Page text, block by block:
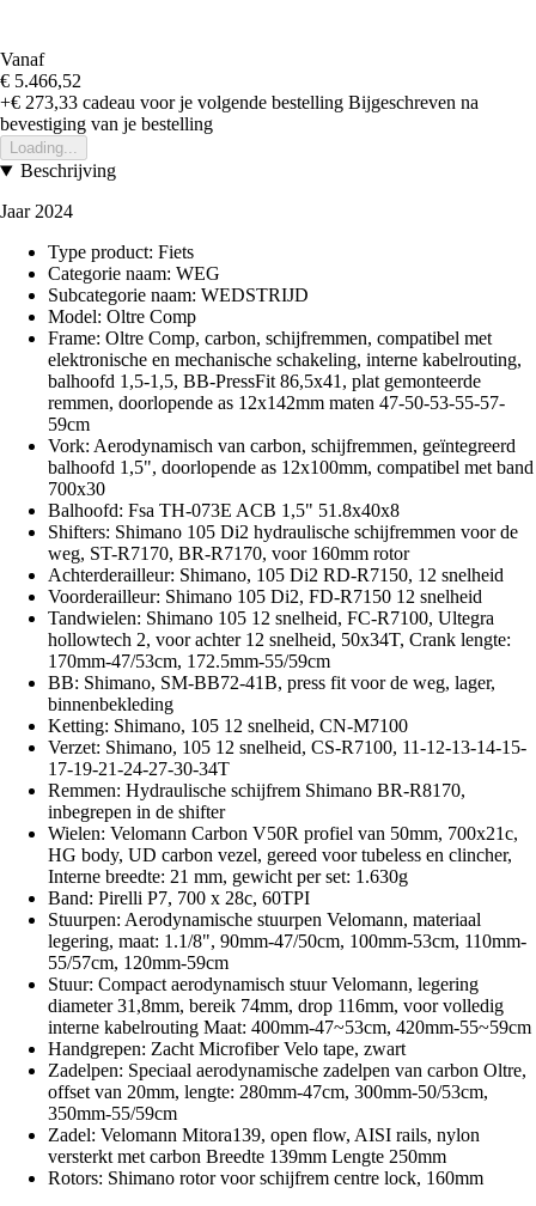
Vanaf
€ 5.466,52
+€ 273,33 cadeau voor je volgende bestelling Bijgeschreven na
bevestiging van je bestelling
Loading...
Beschrijving
Jaar 2024
Type product: Fiets
Categorie naam: WEG
Subcategorie naam: WEDSTRIJD
Model: Oltre Comp
Frame: Oltre Comp, carbon, schijfremmen, compatibel met
elektronische en mechanische schakeling, interne kabelrouting,
balhoofd 1,5-1,5, BB-PressFit 86,5x41, plat gemonteerde
remmen, doorlopende as 12x142mm maten 47-50-53-55-57-
59cm
Vork: Aerodynamisch van carbon, schijfremmen, geïntegreerd
balhoofd 1,5", doorlopende as 12x100mm, compatibel met band
700x30
Balhoofd: Fsa TH-073E ACB 1,5" 51.8x40x8
Shifters: Shimano 105 Di2 hydraulische schijfremmen voor de
weg, ST-R7170, BR-R7170, voor 160mm rotor
Achterderailleur: Shimano, 105 Di2 RD-R7150, 12 snelheid
Voorderailleur: Shimano 105 Di2, FD-R7150 12 snelheid
Tandwielen: Shimano 105 12 snelheid, FC-R7100, Ultegra
hollowtech 2, voor achter 12 snelheid, 50x34T, Crank lengte:
170mm-47/53cm, 172.5mm-55/59cm
BB: Shimano, SM-BB72-41B, press fit voor de weg, lager,
binnenbekleding
Ketting: Shimano, 105 12 snelheid, CN-M7100
Verzet: Shimano, 105 12 snelheid, CS-R7100, 11-12-13-14-15-
17-19-21-24-27-30-34T
Remmen: Hydraulische schijfrem Shimano BR-R8170,
inbegrepen in de shifter
Wielen: Velomann Carbon V50R profiel van 50mm, 700x21c,
HG body, UD carbon vezel, gereed voor tubeless en clincher,
Interne breedte: 21 mm, gewicht per set: 1.630g
Band: Pirelli P7, 700 x 28c, 60TPI
Stuurpen: Aerodynamische stuurpen Velomann, materiaal
legering, maat: 1.1/8", 90mm-47/50cm, 100mm-53cm, 110mm-
55/57cm, 120mm-59cm
Stuur: Compact aerodynamisch stuur Velomann, legering
diameter 31,8mm, bereik 74mm, drop 116mm, voor volledig
interne kabelrouting Maat: 400mm-47~53cm, 420mm-55~59cm
Handgrepen: Zacht Microfiber Velo tape, zwart
Zadelpen: Speciaal aerodynamische zadelpen van carbon Oltre,
offset van 20mm, lengte: 280mm-47cm, 300mm-50/53cm,
350mm-55/59cm
Zadel: Velomann Mitora139, open flow, AISI rails, nylon
versterkt met carbon Breedte 139mm Lengte 250mm
Rotors: Shimano rotor voor schijfrem centre lock, 160mm